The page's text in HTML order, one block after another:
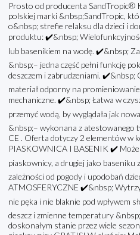
Prosto od producenta SandTropic®
polskiej marki &nbsp;SandTropic,
o&nbsp; strefie relaksu dla dzieci i
produktu: ✔️&nbsp;
lub basenikiem na wodę. ✔️&nbsp;
&nbsp;– jedna część pełni funkcję
deszczem i zabrudzeniami. ✔️&nbsp;
materiał odporny na
mechaniczne. ✔️&nbsp; Łatwa w
przemyć wodą, by wyglądała jak
&nbsp;– wykonana z atestowanego
CE . Oferta dotyczy 2 elementów w
PIASKOWNICA I BASENIK ✔️
piaskownicy, a drugiej jako baseniku
zależności od pogody i upodobań
ATMOSFERYCZNE ✔️&nbsp;
nie pęka i nie blaknie pod wpływem
deszcz i zmienne temperatury
doskonałym stanie przez wiele